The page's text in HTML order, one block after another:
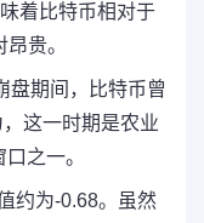
着比特币相对于
贵。
盘期间，比特币曾
这一时期是农业
之一。
约为-0.68。虽然